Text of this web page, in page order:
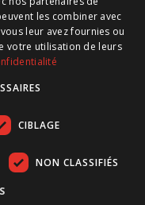
et restez à jour !
les combiner avec
leur avez fournies ou
votre utilisation de leurs
CIBLAGE
NON CLASSIFIÉS